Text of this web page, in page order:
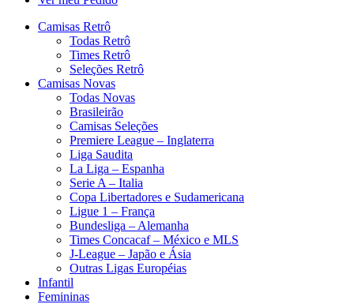
Camisas Retrô
Todas Retrô
Times Retrô
Seleções Retrô
Camisas Novas
Todas Novas
Brasileirão
Camisas Seleções
Premiere League – Inglaterra
Liga Saudita
La Liga – Espanha
Serie A – Italia
Copa Libertadores e Sudamericana
Ligue 1 – França
Bundesliga – Alemanha
Times Concacaf – México e MLS
J-League – Japão e Ásia
Outras Ligas Européias
Infantil
Femininas